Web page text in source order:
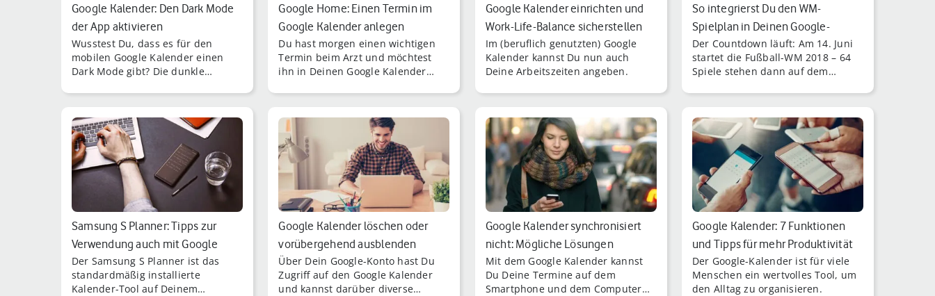
Google Kalender: Den Dark Mode
der App aktivieren
Wusstest Du, dass es für den
mobilen Google Kalender einen
Dark Mode gibt? Die dunkle
Google Home: Einen Termin im
Google Kalender anlegen
Du hast morgen einen wichtigen
Termin beim Arzt und möchtest
ihn in Deinen Google Kalender
Google Kalender einrichten und
Work-Life-Balance sicherstellen
Im (beruflich genutzten) Google
Kalender kannst Du nun auch
Deine Arbeitszeiten angeben.
So integrierst Du den WM-
Spielplan in Deinen Google-
Kalender
Der Countdown läuft: Am 14. Juni
startet die Fußball-WM 2018 – 64
Spiele stehen dann auf dem
Samsung S Planner: Tipps zur
Verwendung auch mit Google
Kalender
Der Samsung S Planner ist das
standardmäßig installierte
Kalender-Tool auf Deinem
Google Kalender löschen oder
vorübergehend ausblenden
Über Dein Google-Konto hast Du
Zugriff auf den Google Kalender
und kannst darüber diverse
Google Kalender synchronisiert
nicht: Mögliche Lösungen
Mit dem Google Kalender kannst
Du Deine Termine auf dem
Smartphone und dem Computer
Google Kalender: 7 Funktionen
und Tipps für mehr Produktivität
Der Google-Kalender ist für viele
Menschen ein wertvolles Tool, um
den Alltag zu organisieren.